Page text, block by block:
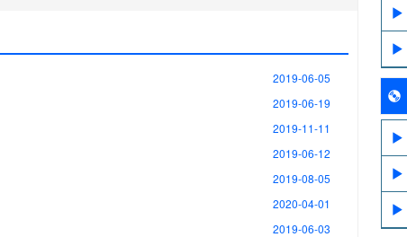
2019-06-05
2019-06-19
2019-11-11
2019-06-12
2019-08-05
2020-04-01
2019-06-03